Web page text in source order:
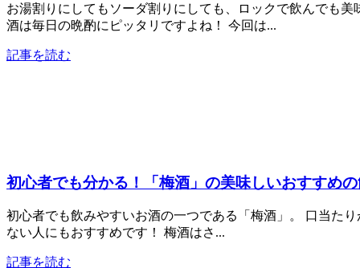
お湯割りにしてもソーダ割りにしても、ロックで飲んでも
酒は毎日の晩酌にピッタリですよね！ 今回は...
記事を読む
初心者でも分かる！「梅酒」の美味しいおすすめ
初心者でも飲みやすいお酒の一つである「梅酒」。 口当た
ない人にもおすすめです！ 梅酒はさ...
記事を読む